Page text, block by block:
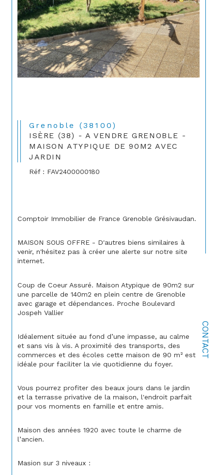
CONTACT
Grenoble (38100)
ISÈRE (38) - A VENDRE GRENOBLE -
MAISON ATYPIQUE DE 90M2 AVEC
JARDIN
Réf : FAV2400000180
Comptoir Immobilier de France Grenoble Grésivaudan.
MAISON SOUS OFFRE - D'autres biens similaires à
venir, n'hésitez pas à créer une alerte sur notre site
internet.
Coup de Coeur Assuré. Maison Atypique de 90m2 sur
une parcelle de 140m2 en plein centre de Grenoble
avec garage et dépendances. Proche Boulevard
Jospeh Vallier
Idéalement située au fond d’une impasse, au calme
et sans vis à vis. A proximité des transports, des
commerces et des écoles cette maison de 90 m² est
idéale pour faciliter la vie quotidienne du foyer.
Vous pourrez profiter des beaux jours dans le jardin
et la terrasse privative de la maison, l'endroit parfait
pour vos moments en famille et entre amis.
Maison des années 1920 avec toute le charme de
l’ancien.
Masion sur 3 niveaux :